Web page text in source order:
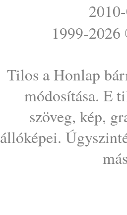
1999-
Tilos a Honlap
módosítása. E
szöveg, kép,
állóképei.